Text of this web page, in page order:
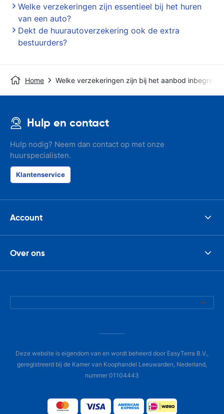
Welke verzekeringen zijn essentieel bij het huren
van een auto?
Dekt de huurautoverzekering ook de extra
bestuurders?
Home Welke verzekeringen zijn bij het aanbod
Hulp en contact
Hulp nodig? Neem dan contact op met onze
huurspecialisten.
Klantenservice
Account
Over ons
Deze website is eigendom van en wordt beheerd door EasyTerra B.V.,
geregistreerd bij de Kamer van Koophandel Leeuwarden, Nederland,
nummer 01104443